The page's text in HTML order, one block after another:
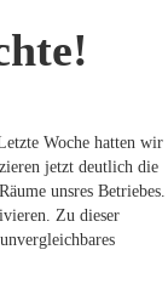
Woche hatten wir
jetzt deutlich die
unsres Betriebes.
Zu dieser